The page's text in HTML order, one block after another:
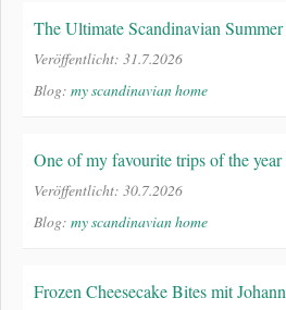
The Ultimate Scandinavian
Veröffentlicht: 31.7.2026
Blog: my scandinavian home
One of my favourite trips of the year
Veröffentlicht: 30.7.2026
Blog: my scandinavian home
Frozen Cheesecake Bites mit